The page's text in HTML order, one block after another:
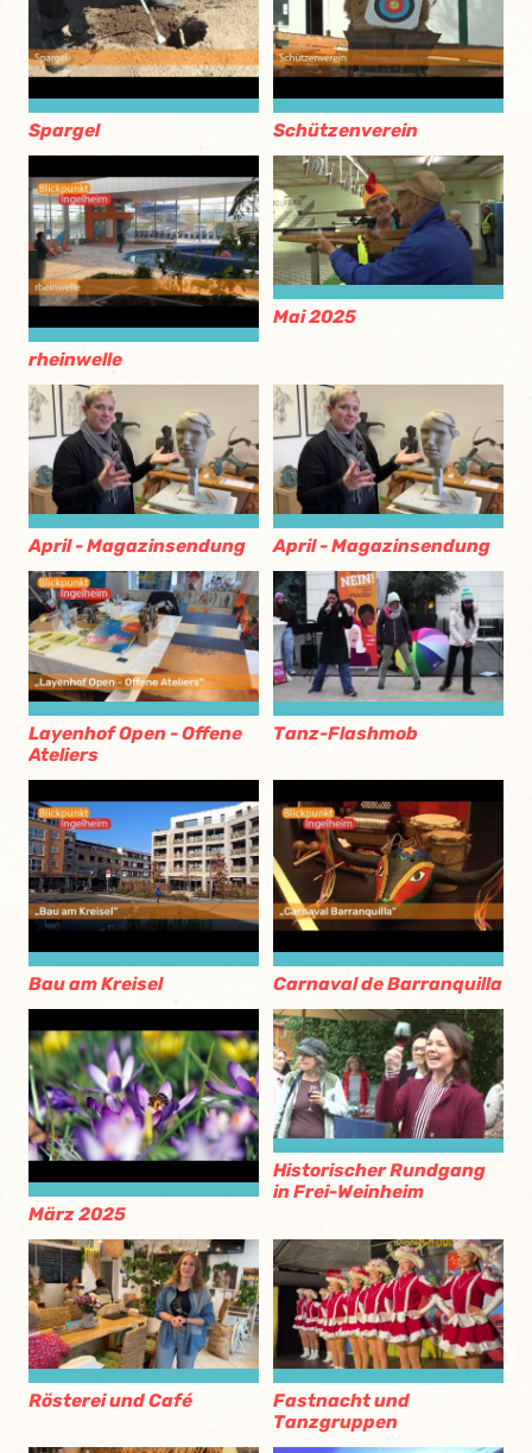
Spargel Schützenverein
rheinwelle
Mai 2025
April - Magazinsendung April - Magazinsendung
Layenhof Open - Offene
Ateliers
Tanz-Flashmob
Bau am Kreisel Carnaval de Barranquilla
März 2025
Historischer Rundgang
in Frei-Weinheim
Rösterei und Café
Fastnacht und
Tanzgruppen